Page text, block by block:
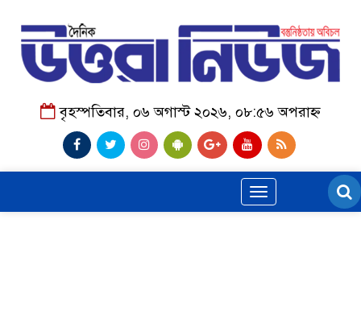
বৃহস্পতিবার, ০৬ অগাস্ট ২০২৬, ০৮:৫৬ অপরাহ্ন
Toggle
navigation